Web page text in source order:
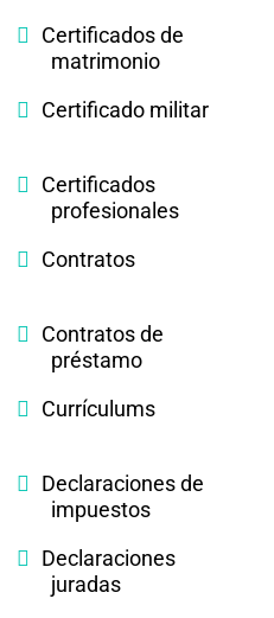
Certificados de
matrimonio
Certificado militar
Certificados
profesionales
Contratos
Contratos de
préstamo
Currículums
Declaraciones de
impuestos
Declaraciones
juradas